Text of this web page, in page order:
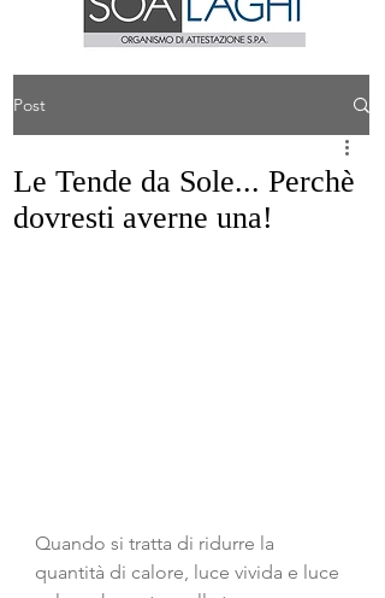
Post
Le Tende da Sole... Perchè
dovresti averne una!
Quando si tratta di ridurre la
quantità di calore, luce vivida e luce